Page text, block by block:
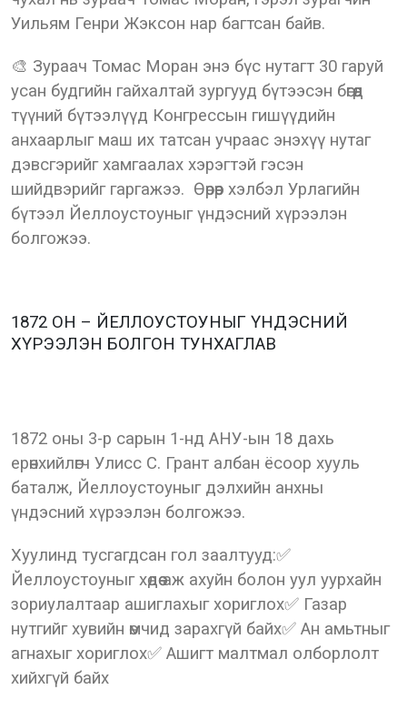
Уильям Генри Жэксон нар багтсан байв.
🎨 Зураач Томас Моран энэ бүс нутагт 30 гаруй
усан будгийн гайхалтай зургууд бүтээсэн бөгөөд
түүний бүтээлүүд Конгрессын гишүүдийн
анхаарлыг маш их татсан учраас энэхүү нутаг
дэвсгэрийг хамгаалах хэрэгтэй гэсэн
шийдвэрийг гаргажээ. Өөрөөр хэлбэл Урлагийн
бүтээл Йеллоустоуныг үндэсний хүрээлэн
болгожээ.
1872 ОН – ЙЕЛЛОУСТОУНЫГ ҮНДЭСНИЙ
ХҮРЭЭЛЭН БОЛГОН ТУНХАГЛАВ
1872 оны 3-р сарын 1-нд АНУ-ын 18 дахь
ерөнхийлөгч Улисс С. Грант албан ёсоор хууль
баталж, Йеллоустоуныг дэлхийн анхны
үндэсний хүрээлэн болгожээ.
Хуулинд тусгагдсан гол заалтууд:✅
Йеллоустоуныг хөдөө аж ахуйн болон уул уурхайн
зориулалтаар ашиглахыг хориглох✅ Газар
нутгийг хувийн өмчид зарахгүй байх✅ Ан амьтныг
агнахыг хориглох✅ Ашигт малтмал олборлолт
хийхгүй байх